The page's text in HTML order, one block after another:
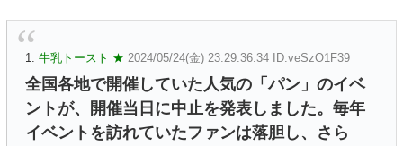
1: 牛乳トースト ★ 2024/05/24(金) 23:29:36.34 ID:veSzO1F39
全国各地で開催していた人気の「パン」のイベ
ントが、開催当日に中止を発表しました。毎年
イベントを訪れていたファンは落胆し、さら